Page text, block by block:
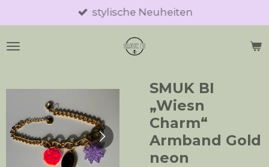
Hauptinhalt
springen
stylische Neuheiten
SMUK BI
„Wiesn
Charm“
Armband Gold
neon